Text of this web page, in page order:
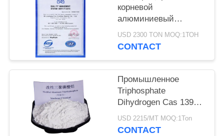
корневой
алюминиевый
триполифосфат CAS
13939-25-8 для
USD 2300 TON MOQ:1ТОН
CONTACT
Промышленное
Triphosphate
Dihydrogen Cas 13939-
25-8 ранга
алюминиевый
USD 2215/MT MOQ:1Ton
CONTACT